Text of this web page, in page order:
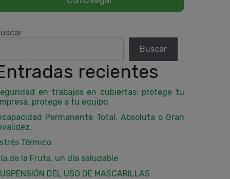
Buscar
recientes
en trabajos en cubiertas: protege tu
protege a tu equipo
Permanente Total, Absoluta o Gran
Térmico
de la Fruta, un día saludable
DEL USO DE MASCARILLAS